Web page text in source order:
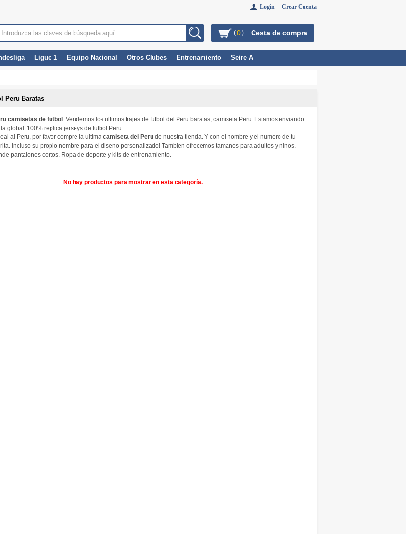
Login 丨 Crear Cuenta
(0) Cesta de compra
Ligue 1 Equipo Nacional Otros Clubes Entrenamiento Seire A
Peru Baratas
camisetas de futbol . Vendemos los ultimos trajes de futbol del Peru baratas, camiseta Peru. Estamos enviando
global, 100% replica jerseys de futbol Peru.
al Peru, por favor compre la ultima camiseta del Peru de nuestra tienda. Y con el nombre y el numero de tu
Incluso su propio nombre para el diseno personalizado! Tambien ofrecemos tamanos para adultos y ninos.
pantalones cortos. Ropa de deporte y kits de entrenamiento.
No hay productos para mostrar en esta categoría.